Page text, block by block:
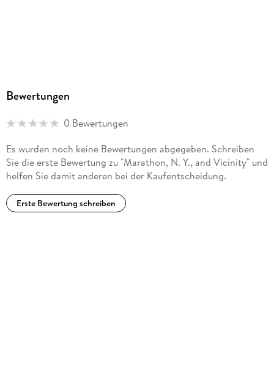
Bewertungen
0 Bewertungen
Es wurden noch keine Bewertungen abgegeben. Schreiben
Sie die erste Bewertung zu "Marathon, N. Y., and Vicinity" und
helfen Sie damit anderen bei der Kaufentscheidung.
Erste Bewertung schreiben